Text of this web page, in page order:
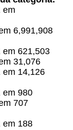
em
6,991,908
em 621,503
31,076
em 14,126
em 980
707
em 188